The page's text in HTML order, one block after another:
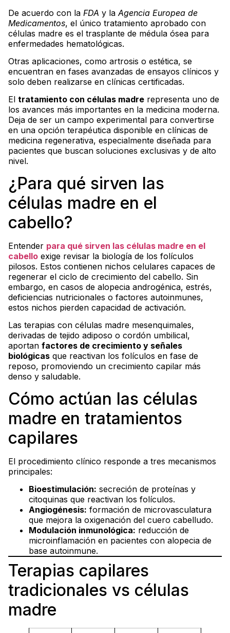
De acuerdo con la FDA y la Agencia Europea de
Medicamentos, el único tratamiento aprobado con
células madre es el trasplante de médula ósea para
enfermedades hematológicas.
Otras aplicaciones, como artrosis o estética, se
encuentran en fases avanzadas de ensayos clínicos y
solo deben realizarse en clínicas certificadas.
El tratamiento con células madre representa uno de
los avances más importantes en la medicina moderna.
Deja de ser un campo experimental para convertirse
en una opción terapéutica disponible en clínicas de
medicina regenerativa, especialmente diseñada para
pacientes que buscan soluciones exclusivas y de alto
nivel.
¿Para qué sirven las
células madre en el
cabello?
Entender para qué sirven las células madre en el
cabello exige revisar la biología de los folículos
pilosos. Estos contienen nichos celulares capaces de
regenerar el ciclo de crecimiento del cabello. Sin
embargo, en casos de alopecia androgénica, estrés,
deficiencias nutricionales o factores autoinmunes,
estos nichos pierden capacidad de activación.
Las terapias con células madre mesenquimales,
derivadas de tejido adiposo o cordón umbilical,
aportan factores de crecimiento y señales
biológicas que reactivan los folículos en fase de
reposo, promoviendo un crecimiento capilar más
denso y saludable.
Cómo actúan las células
madre en tratamientos
capilares
El procedimiento clínico responde a tres mecanismos
principales:
Bioestimulación: secreción de proteínas y
citoquinas que reactivan los folículos.
Angiogénesis: formación de microvasculatura
que mejora la oxigenación del cuero cabelludo.
Modulación inmunológica: reducción de
microinflamación en pacientes con alopecia de
base autoinmune.
Terapias capilares
tradicionales vs células
madre